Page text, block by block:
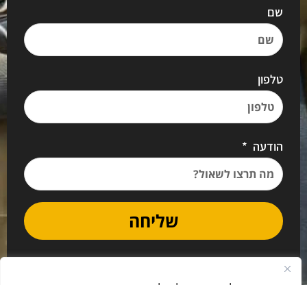
שם
טלפון
הודעה
שליחה